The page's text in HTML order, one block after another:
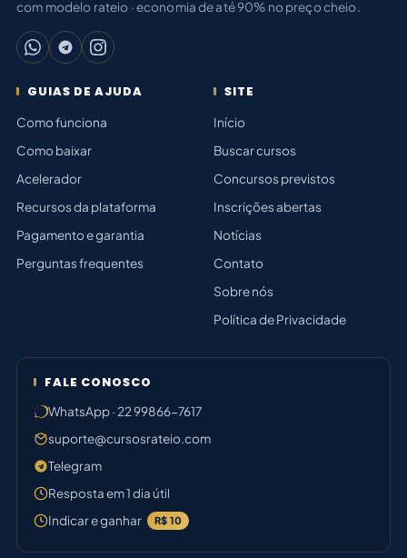
com modelo rateio · economia de até 90% no preço cheio.
GUIAS DE AJUDA
Como funciona
Como baixar
Acelerador
Recursos da plataforma
Pagamento e garantia
Perguntas frequentes
SITE
Início
Buscar cursos
Concursos previstos
Inscrições abertas
Notícias
Contato
Sobre nós
Política de Privacidade
FALE CONOSCO
WhatsApp · 22 99866-7617
suporte@cursosrateio.com
Telegram
Resposta em 1 dia útil
Indicar e ganhar
R$ 10